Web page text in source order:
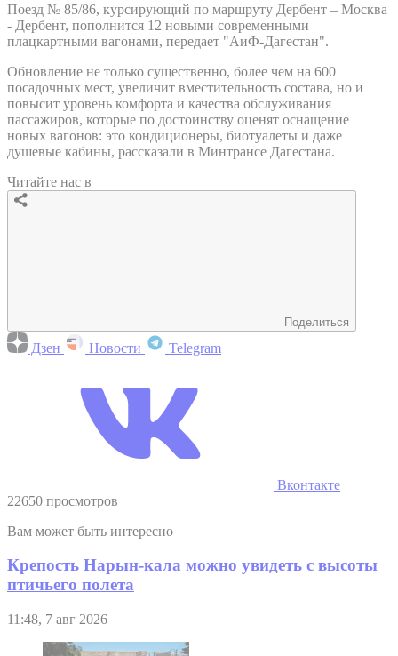
Поезд № 85/86, курсирующий по маршруту Дербент – Москва
- Дербент, пополнится 12 новыми современными
плацкартными вагонами, передает "АиФ-Дагестан".
Обновление не только существенно, более чем на 600
посадочных мест, увеличит вместительность состава, но и
повысит уровень комфорта и качества обслуживания
пассажиров, которые по достоинству оценят оснащение
новых вагонов: это кондиционеры, биотуалеты и даже
душевые кабины, рассказали в Минтрансе Дагестана.
Читайте нас в
Поделиться
Дзен Новости Telegram
Вконтакте
22650 просмотров
Вам может быть интересно
Крепость Нарын-кала можно увидеть с высоты
птичьего полета
11:48, 7 авг 2026